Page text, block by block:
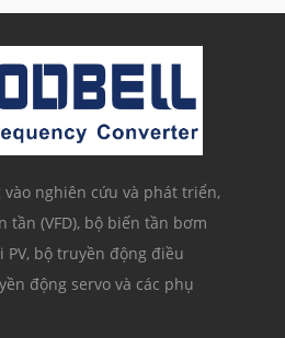
nghiên cứu và phát triển,
tần (VFD), bộ biến tần bơm
bộ truyền động điều
động servo và các phụ